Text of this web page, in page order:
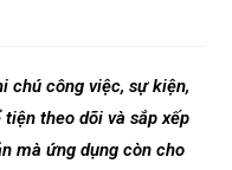
chú công việc, sự kiện,
theo dõi và sắp xếp
mà ứng dụng còn cho